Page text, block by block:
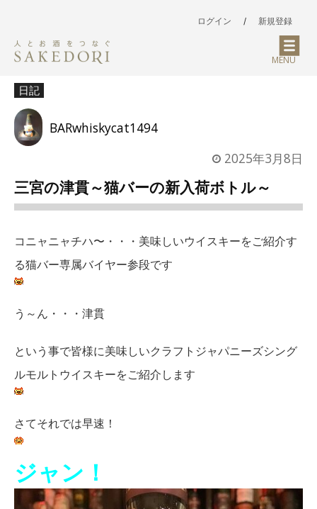
ログイン / 新規登録
MENU
日記
BARwhiskycat1494
2025年3月8日
三宮の津貫～猫バーの新入荷ボトル～
コニャニャチハ〜・・・美味しいウイスキーをご紹介す
る猫バー専属バイヤー参段です
う～ん・・・津貫
という事で皆様に美味しいクラフトジャパニーズシング
ルモルトウイスキーをご紹介します
さてそれでは早速！
ジャン！